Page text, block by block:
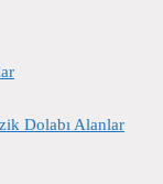
Dolabı Alanlar